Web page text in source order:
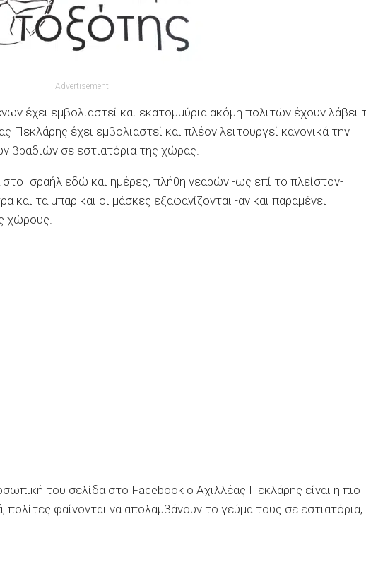
Advertisement
έχει εμβολιαστεί και εκατομμύρια ακόμη πολιτών έχουν λάβει
έχει εμβολιαστεί και πλέον λειτουργεί κανονικά την
βραδιών σε εστιατόρια της χώρας.
Ισραήλ εδώ και ημέρες, πλήθη νεαρών -ως επί το πλείστον-
και τα μπαρ και οι μάσκες εξαφανίζονται -αν και παραμένει
χώρους.
του σελίδα στο Facebook ο Αχιλλέας Πεκλάρης είναι η πιο
φαίνονται να απολαμβάνουν το γεύμα τους σε εστιατόρια,